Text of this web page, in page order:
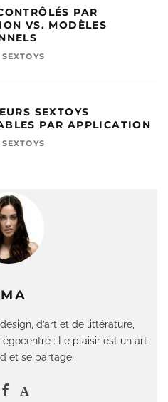
d’art et de littérature,
: Le plaisir est un art
et se partage.
PAR
VS. MODÈLES
SEXTOYS
SEXTOYS
PAR APPLICATION
SEXTOYS